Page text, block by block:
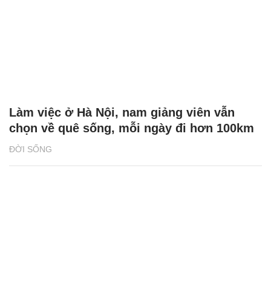
ĐỜI SỐNG
Làm việc ở Hà Nội, nam giảng viên vẫn
chọn về quê sống, mỗi ngày đi hơn 100km